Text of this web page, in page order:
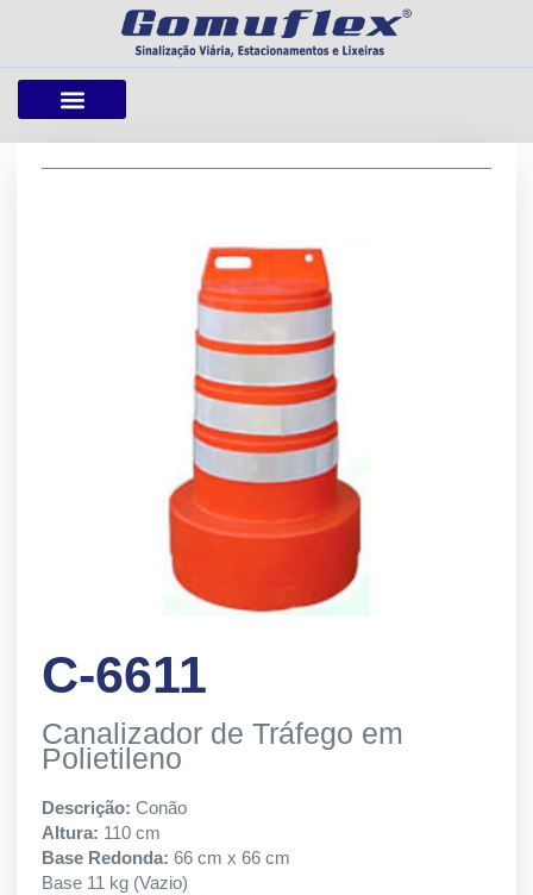
C-6611
Canalizador de Tráfego em
Polietileno
Descrição: Conão
Altura: 110 cm
Base Redonda: 66 cm x 66 cm
Base 11 kg (Vazio)